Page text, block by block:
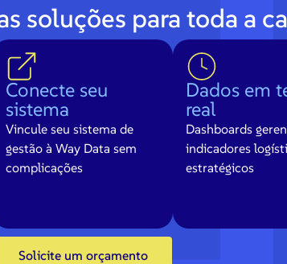
soluções para toda a
Conecte seu
sistema
Vincule seu sistema de
gestão à Way Data sem
complicações
Dados em
real
Dashboards
indicadores
estratégicos
Solicite um orçamento